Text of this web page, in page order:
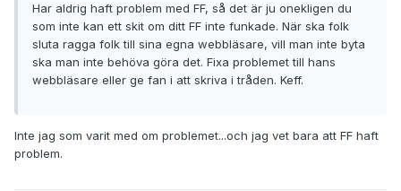
Har aldrig haft problem med FF, så det är ju onekligen du
som inte kan ett skit om ditt FF inte funkade. När ska folk
sluta ragga folk till sina egna webbläsare, vill man inte byta
ska man inte behöva göra det. Fixa problemet till hans
webbläsare eller ge fan i att skriva i tråden. Keff.
Inte jag som varit med om problemet...och jag vet bara att FF haft
problem.